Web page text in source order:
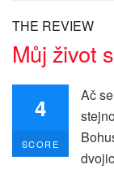
THE REVIEW
Můj život
4
SCORE
Ač